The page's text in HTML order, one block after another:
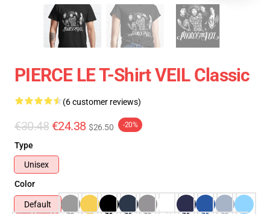
PIERCE LE T-Shirt VEIL Classic
(6 customer reviews)
€30.48 €24.38 $26.50 -20%
Type
Unisex
Color
Default